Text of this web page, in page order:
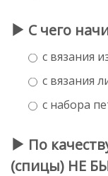
С чего
с вязания
с вязания
с набора
По
(спицы) НЕ